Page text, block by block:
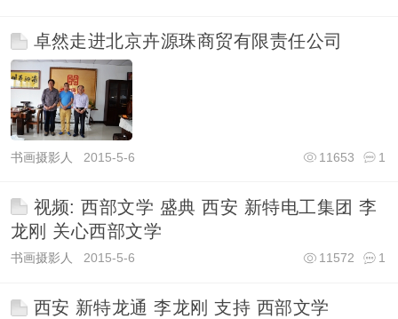
卓然走进北京卉源珠商贸有限责任公司
书画摄影人 2015-5-6 1
11653
视频: 西部文学 盛典 西安 新特电工集团 李
龙刚 关心西部文学
书画摄影人 2015-5-6 1
11572
西安 新特龙通 李龙刚 支持 西部文学